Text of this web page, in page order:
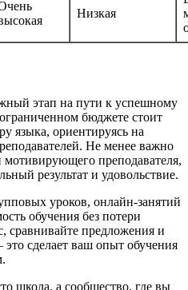
Низкая
этап на пути к успешному
бюджете стоит
языка, ориентируясь на
Не менее важно
преподавателя,
результат и удовольствие.
уроков, онлайн-занятий
обучения без потери
сравнивайте предложения и
сделает ваш опыт обучения
школа, а сообщество, где вы